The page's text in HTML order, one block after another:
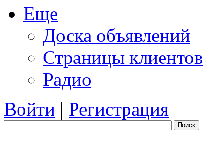
Еще
Доска объявлений
Страницы клиентов
Радио
Войти | Регистрация
Поиск